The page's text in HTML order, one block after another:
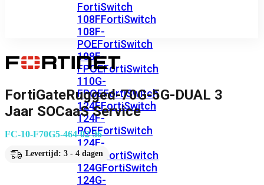
FortiSwitch
108FFortiSwitch
108F-
POEFortiSwitch
108F-
FPOEFortiSwitch
110G-
FPOEFortiSwitch
124FFortiSwitch
124F-
POEFortiSwitch
124F-
FPOE FortiSwitch
124GFortiSwitch
124G-
FortiGateRugged-70G-5G-DUAL 3
Jaar SOCaaS Service
FC-10-F70G5-464-02-36
Levertijd: 3 - 4 dagen